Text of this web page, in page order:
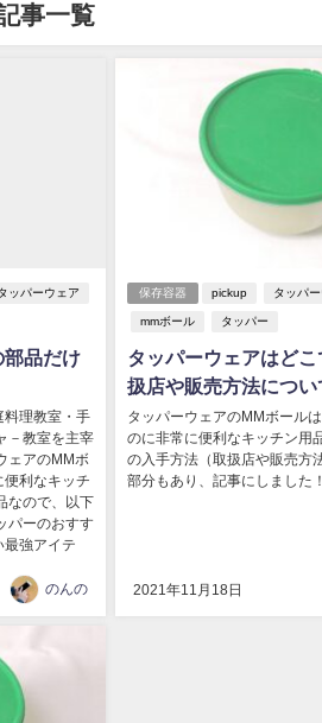
事一覧
ッパーウェア
部品だけ
料理教室・手
－教室を主宰
ェアのMMボ
便利なキッチ
なので、以下
パーのおすす
最強アイテ
のんの
保存容器 pickup タッパ
mmボール タッパー
タッパーウェアはど
扱店や販売方法につい
タッパーウェアのMMボール
のに非常に便利なキッチン用
の入手方法（取扱店や販売方
部分もあり、記事にしました！
2021年11月18日